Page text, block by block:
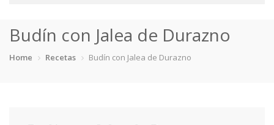
Categorias
Budín con Jalea de Durazno
Home Recetas Budín con Jalea de Durazno